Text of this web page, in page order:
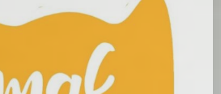
berukuran 40 x 36,5 centimeter yang
karya “sela-jeda”…